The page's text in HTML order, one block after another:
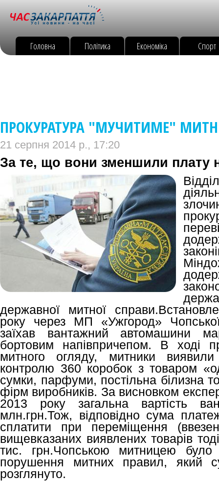
Головна Політика Економіка Спорт
ПРОКУРАТУРА "МУЧИТИМЕ"
21 серпня 2014 р., 17:20
За те, що вони зменшили плату
державної митної
року через МП «Ужгород»
заїхав вантажний автомашини
бортовим напівпричепом. В ході
митного огляду, митники
контролю 360 коробок з товаром
сумки, парфуми, постільна білизна
фірм виробників. За висновком
2013 року загальна вартість
млн.грн.Тож, відповідно сума
сплатити при переміщення
вищевказаних виявлених товарів
тис. грн.Чопською митницею
порушення митних правил, який
розглянуто.